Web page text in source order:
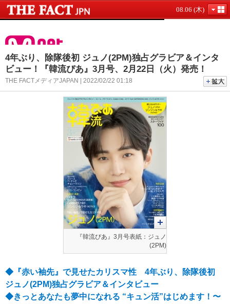
08.06 (木)
4年ぶり、除隊後初 ジュノ(2PM)独占グラビア＆インタ
ビュー！『韓流ぴあ』3月号、2月22日（火）発売！
THE FACTメディアJAPAN | 2022/02/22 01:18
『韓流ぴあ』3月号表紙：ジュノ
(2PM)
◆『赤い袖先』で見せたカリスマ性 4年ぶり、除隊後初
ジュノ(2PM)独占グラビア＆インタビュー
◆きっとあなたも夢中になれる “キュン活”はじめます！〜